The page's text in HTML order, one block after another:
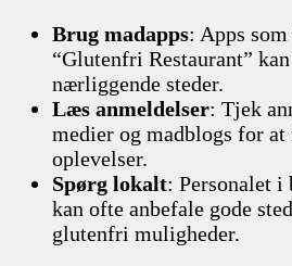
Brug madapps: Apps
“Glutenfri Restaurant”
nærliggende steder.
Læs anmeldelser: Tjek
medier og madblogs for
oplevelser.
Spørg lokalt: Personalet
kan ofte anbefale gode
glutenfri muligheder.